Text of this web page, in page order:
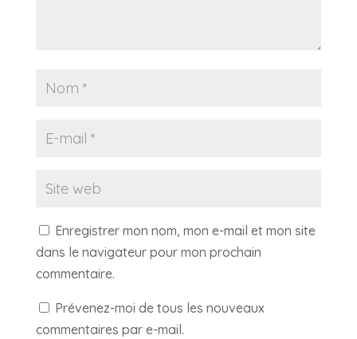
Enregistrer mon nom, mon e-mail et mon site
dans le navigateur pour mon prochain
commentaire.
Prévenez-moi de tous les nouveaux
commentaires par e-mail.